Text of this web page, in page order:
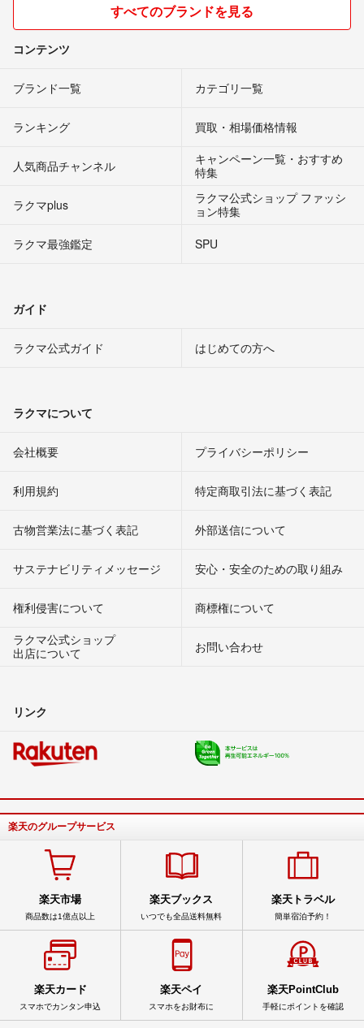
すべてのブランドを見る
コンテンツ
ブランド一覧 カテゴリ一覧
ランキング 買取・相場価格情報
人気商品チャンネル
キャンペーン一覧・おすすめ
特集
ラクマplus
ラクマ公式ショップ ファッシ
ョン特集
ラクマ最強鑑定
SPU
ガイド
ラクマ公式ガイド はじめての方へ
ラクマについて
会社概要 プライバシーポリシー
利用規約 特定商取引法に基づく表記
古物営業法に基づく表記 外部送信について
サステナビリティメッセージ 安心・安全のための取り組み
権利侵害について
商標権について
ラクマ公式ショップ
出店について
お問い合わせ
リンク
楽天のグループサービス
楽天市場
商品数は1億点以上
楽天ブックス
いつでも全品送料無料
楽天トラベル
簡単宿泊予約！
楽天カード
スマホでカンタン申込
楽天ペイ
スマホをお財布に
楽天PointClub
手軽にポイントを確認